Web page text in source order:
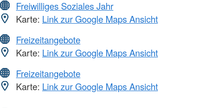
Freiwilliges Soziales Jahr
Karte: Link zur Google Maps Ansicht
Freizeitangebote
Karte: Link zur Google Maps Ansicht
Freizeitangebote
Karte: Link zur Google Maps Ansicht